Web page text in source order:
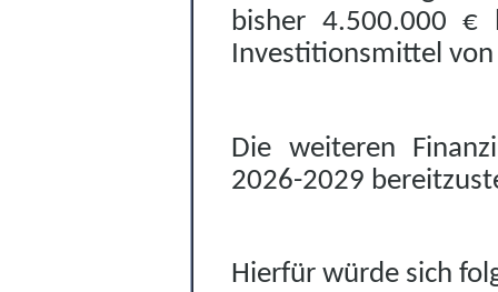
bisher 4.500.000 €
Investitionsmittel
Die weiteren
2026-2029
Hierfür würde sich